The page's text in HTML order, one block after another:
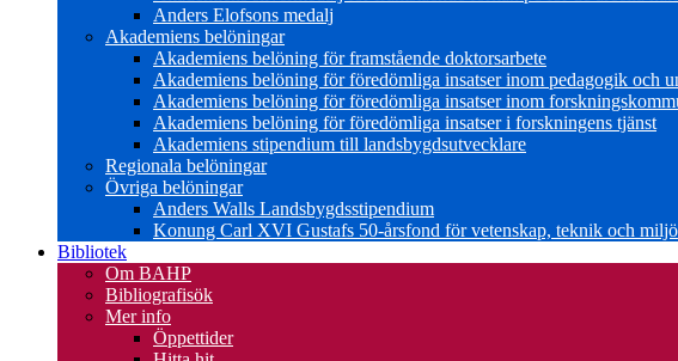
Anders Elofsons medalj
Akademiens belöningar
Akademiens belöning för framstående doktorsarbete
Akademiens belöning för föredömliga insatser inom pedagogik och
Akademiens belöning för föredömliga insatser inom
Akademiens belöning för föredömliga insatser i forskningens tjänst
Akademiens stipendium till landsbygdsutvecklare
Regionala belöningar
Övriga belöningar
Anders Walls Landsbygdsstipendium
Konung Carl XVI Gustafs 50-årsfond för vetenskap, teknik och miljö
Bibliotek
Om BAHP
Bibliografisök
Mer info
Öppettider